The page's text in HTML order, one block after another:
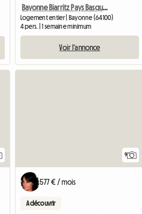
Bayonne Biarritz Pays Basque Charmant T2
Logement entier | Bayonne (64100)
4 pers. | 1 semaine minimum
Voir l'annonce
9
577 € / mois
A découvrir